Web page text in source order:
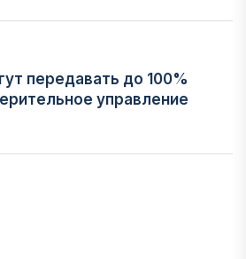
передавать до 100%
управление